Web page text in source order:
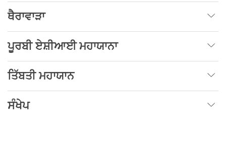
ਥੈਰਾਵਾੜਾ
ਪੂਰਬੀ ਏਸ਼ੀਆਈ ਮਹਾਯਾਨਾ
ਤਿੱਬਤੀ ਮਹਾਯਾਨ
ਸੰਖੇਪ